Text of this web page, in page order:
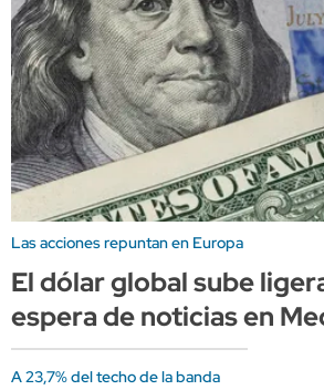
Las acciones repuntan en Europa
El dólar global sube
espera de noticias en
A 23,7% del techo de la banda